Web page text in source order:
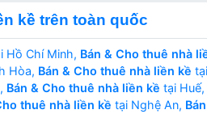
kề trên toàn quốc
Hồ Chí Minh, Bán & Cho thuê nhà
Hòa, Bán & Cho thuê nhà liền kề
Bán & Cho thuê nhà liền kề tại Huế,
thuê nhà liền kề tại Nghệ An,